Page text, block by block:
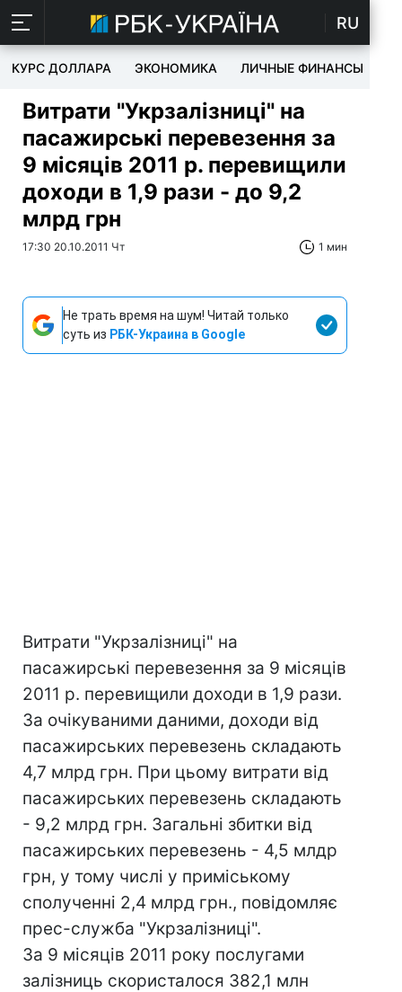
RU
КУРС ДОЛЛАРА ЭКОНОМИКА ЛИЧНЫЕ ФИНАНСЫ
Витрати "Укрзалізниці" на
пасажирські перевезення за
9 місяців 2011 р. перевищили
доходи в 1,9 рази - до 9,2
млрд грн
17:30 20.10.2011 Чт 1 мин
Не трать время на шум! Читай только
суть из РБК-Украина в Google
Витрати "Укрзалізниці" на
пасажирські перевезення за 9 місяців
2011 р. перевищили доходи в 1,9 рази.
За очікуваними даними, доходи від
пасажирських перевезень складають
4,7 млрд грн. При цьому витрати від
пасажирських перевезень складають
- 9,2 млрд грн. Загальні збитки від
пасажирських перевезень - 4,5 млдр
грн, у тому числі у приміському
сполученні 2,4 млрд грн., повідомляє
прес-служба "Укрзалізниці".
За 9 місяців 2011 року послугами
залізниць скористалося 382,1 млн